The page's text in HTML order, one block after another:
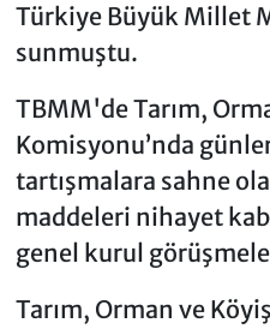
Türkiye Büyük Millet
sunmuştu.
TBMM'de Tarım,
Komisyonu’nda
tartışmalara sahne
maddeleri nihayet
genel kurul
Tarım, Orman ve